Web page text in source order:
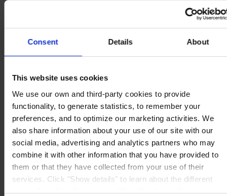
Consent Details About
This website uses cookies
We use our own and third-party cookies to provide
functionality, to generate statistics, to remember your
preferences, and to optimize our marketing activities. We
also share information about your use of our site with our
social media, advertising and analytics partners who may
combine it with other information that you have provided to
them or that they have collected from your use of their
services. Click "Show details" to learn about the different
types of cookies that we use. We will only use the cookies
Vale de Cantadores
2954-002 Palmela
Portugal
CONTACTE-NOS
Tel:+351 212 352 326
Fax:
+351 212 352 292
Mail: sales-pt@hempel.com